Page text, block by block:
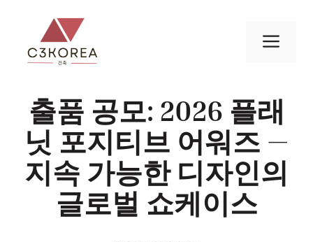
메
출품 공모: 2026 플래
닛 포지티브 어워즈 —
지속 가능한 디자인의
글로벌 쇼케이스